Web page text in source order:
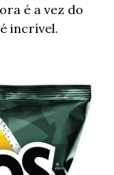
incrível.